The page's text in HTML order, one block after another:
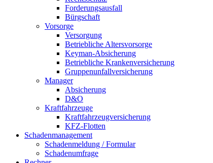
Forderungsausfall
Bürgschaft
Vorsorge
Versorgung
Betriebliche Altersvorsorge
Keyman-Absicherung
Betriebliche Krankenversicherung
Gruppenunfallversicherung
Manager
Absicherung
D&O
Kraftfahrzeuge
Kraftfahrzeugversicherung
KFZ-Flotten
Schadenmanagement
Schadenmeldung / Formular
Schadenumfrage